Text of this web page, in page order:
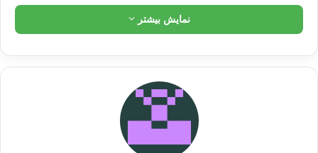
تعریف امید اجتماعی و اهمیت آن
امید اجتماعی به عنوان یکی از مفاهیم مهم در
روانشناسی و جامعه‌شناسی، به معنای انتظار و
امید به روشنایی و بهبود آینده است. امید اجتماعی
در جوامع مختلف به عنوان یکی از عوامل مهم
نمایش بیشتر